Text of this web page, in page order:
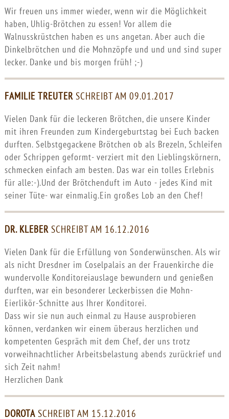
Wir freuen uns immer wieder, wenn wir die Möglichkeit
haben, Uhlig-Brötchen zu essen! Vor allem die
Walnusskrüstchen haben es uns angetan. Aber auch die
Dinkelbrötchen und die Mohnzöpfe und und und sind super
lecker. Danke und bis morgen früh! ;-)
FAMILIE TREUTER SCHREIBT AM 09.01.2017
Vielen Dank für die leckeren Brötchen, die unsere Kinder
mit ihren Freunden zum Kindergeburtstag bei Euch backen
durften. Selbstgegackene Brötchen ob als Brezeln, Schleifen
oder Schrippen geformt- verziert mit den Lieblingskörnern,
schmecken einfach am besten. Das war ein tolles Erlebnis
für alle:-).Und der Brötchenduft im Auto - jedes Kind mit
seiner Tüte- war einmalig.Ein großes Lob an den Chef!
DR. KLEBER SCHREIBT AM 16.12.2016
Vielen Dank für die Erfüllung von Sonderwünschen. Als wir
als nicht Dresdner im Coselpalais an der Frauenkirche die
wundervolle Konditoreiauslage bewundern und genießen
durften, war ein besonderer Leckerbissen die Mohn-
Eierlikör-Schnitte aus Ihrer Konditorei.
Dass wir sie nun auch einmal zu Hause ausprobieren
können, verdanken wir einem überaus herzlichen und
kompetenten Gespräch mit dem Chef, der uns trotz
vorweihnachtlicher Arbeitsbelastung abends zurückrief und
sich Zeit nahm!
Herzlichen Dank
DOROTASCHREIBT AM 15.12.2016